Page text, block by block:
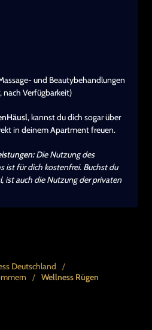
und Beautybehandlungen
nach Verfügbarkeit)
, kannst du dich sogar über
in deinem Apartment freuen.
Die Nutzung des
ist für dich kostenfrei. Buchst du
ist auch die Nutzung der privaten
Deutschland
/
/ Wellness Rügen